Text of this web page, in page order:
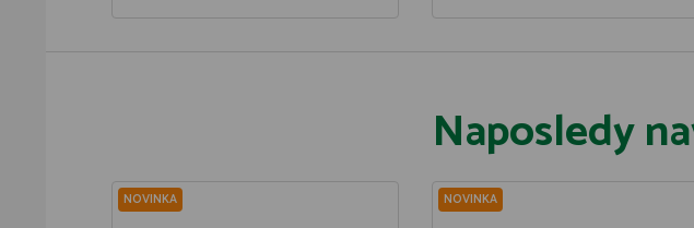
Naposledy
NOVINKA NOVINKA